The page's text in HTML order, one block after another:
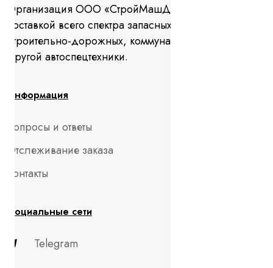
Организация ООО «СтройМашДеталь» занимается
поставкой всего спектра запасных частей для
строительно-дорожных, коммунальных машин и
другой автоспецтехники.
Информация
Вопросы и ответы
Отслеживание заказа
Контакты
Социальные сети
Telegram